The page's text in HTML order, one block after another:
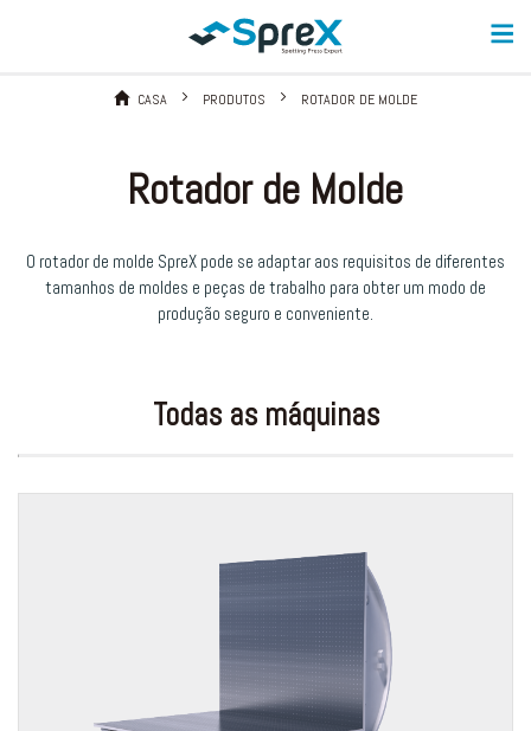
CASA PRODUTOS ROTADOR DE MOLDE
Rotador de Molde
O rotador de molde SpreX pode se adaptar aos requisitos de diferentes
tamanhos de moldes e peças de trabalho para obter um modo de
produção seguro e conveniente.
Todas as máquinas